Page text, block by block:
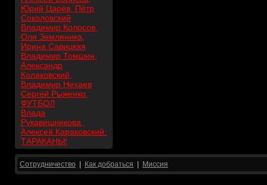
Юрий Царёв, Пётр
Соколовский
Владимир Колосов,
Оля Земляника,
Ирина Савицкая
Владимир Томшин,
Александр
Колаковский,
Владимир Нехаев
Сергей Рыженко,
ФУТБОЛ
Влада
Рукавишникова,
Алексей Караковский.
ТАРАКАНЫ!
Сотрудничество Как добраться Миссия